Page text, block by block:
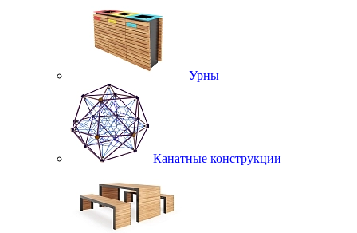
Урны
Канатные конструкции